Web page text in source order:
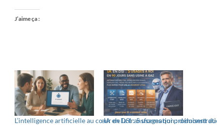
J’aime ça :
L’intelligence artificielle au cœur de la transformation :
IA en DSI : 5 usages qui produisent